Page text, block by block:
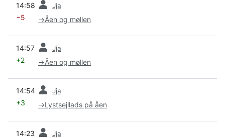
14:58 Jja
−5 →Åen og møllen
14:57 Jja
+2 →Åen og møllen
14:54 Jja
+3 →Lystsejllads på åen
14:23 Jja